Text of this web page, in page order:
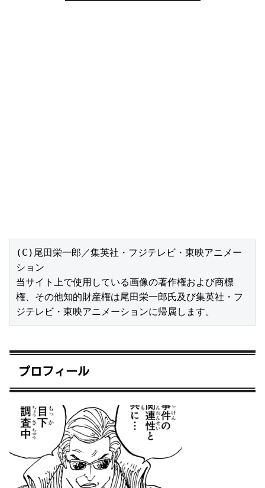
(C)尾田栄一郎／集英社・フジテレビ・東映アニメー
ション
当サイト上で使用している画像の著作権および商標
権、その他知的財産権は尾田栄一郎氏及び集英社・フ
ジテレビ・東映アニメーションに帰属します。
プロフィール